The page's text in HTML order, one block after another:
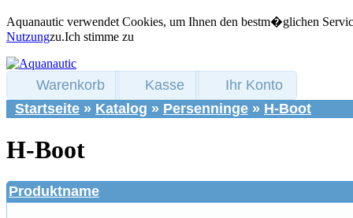
Aquanautic verwendet Cookies, um Ihnen den bestm�glichen
Nutzungzu.Ich stimme zu
Warenkorb Kasse
Ihr Konto
Startseite » Katalog » Persenninge » H-Boot
H-Boot
Produktname